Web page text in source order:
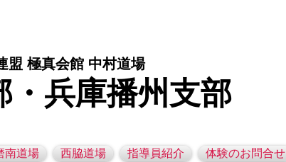
盟 極真会館 中村道場
・兵庫播州支部
南道場 西脇道場 指導員紹介 体験のお問合せ